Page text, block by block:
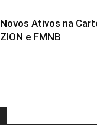
Novos Ativos na
ZION e FMNB